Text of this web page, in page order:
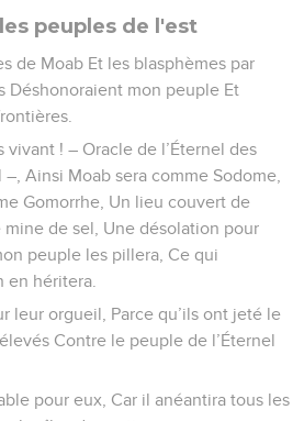
peuples de l'est
de Moab Et les blasphèmes par
Déshonoraient mon peuple Et
vivant ! – Oracle de l’Éternel des
–, Ainsi Moab sera comme Sodome,
Gomorrhe, Un lieu couvert de
mine de sel, Une désolation pour
peuple les pillera, Ce qui
en héritera.
leur orgueil, Parce qu’ils ont jeté le
Contre le peuple de l’Éternel
pour eux, Car il anéantira tous les